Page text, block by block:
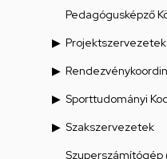
Pedagógusképző
Projektszervezetek
Sporttudományi
Szakszervezetek
Szuperszámítógép